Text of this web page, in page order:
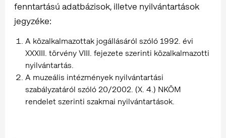
fenntartású adatbázisok, illetve nyilvántartások
jegyzéke:
A közalkalmazottak jogállásáról szóló 1992. évi
XXXIII. törvény VIII. fejezete szerinti közalkalmazotti
nyilvántartás.
A muzeális intézmények nyilvántartási
szabályzatáról szóló 20/2002. (X. 4.) NKÖM
rendelet szerinti szakmai nyilvántartások.